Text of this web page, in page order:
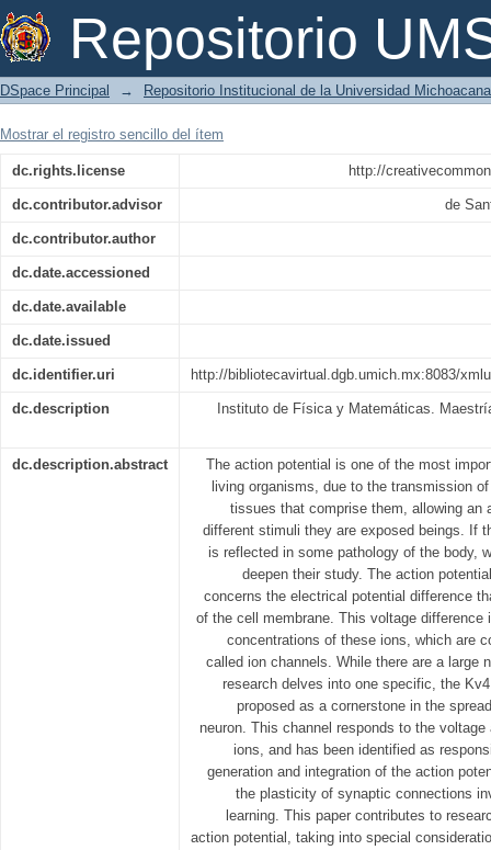
Repositorio
Propagación retrógrada del
participación del canal Kv4.2
DSpace Principal → Repositorio Institucional de la Universidad
Mostrar el registro sencillo del ítem
dc.rights.license http://
dc.contributor.advisor de
dc.contributor.author
dc.date.accessioned
dc.date.available
dc.date.issued
dc.identifier.uri http://bibliotecavirtual.dgb.umich.mx:8083/
dc.description Instituto de Física y Matemáticas.
dc.description.abstract
The action potential is one of the most
living organisms, due to the transmission
tissues that comprise them, allowing an
different stimuli they are exposed beings. If
is reflected in some pathology of the body,
deepen their study. The action
concerns the electrical potential difference
of the cell membrane. This voltage
concentrations of these ions, which are
called ion channels. While there are a large
research delves into one specific, the
proposed as a cornerstone in the
neuron. This channel responds to the
ions, and has been identified as
generation and integration of the action
the plasticity of synaptic connections
learning. This paper contributes to
action potential, taking into special